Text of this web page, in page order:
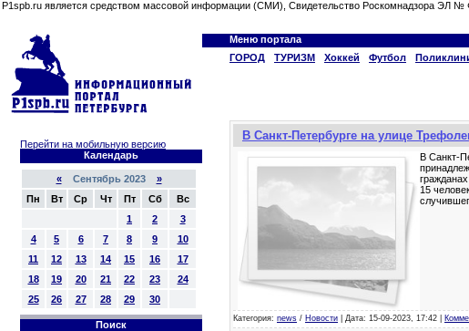
P1spb.ru является средством массовой информации (СМИ), Свидетельство Роскомнадзора ЭЛ
Меню портала
ГОРОД
ТУРИЗМ Хоккей Футбол
Перейти на мобильную версию
Календарь
«Сентябрь 2023 »
Пн
Вт Ср Чт Пт Сб
Вс
1
2
3
4
5 6 7 8 9
10
11
12 13 14 15 16
17
18
19 20 21 22 23
24
25
26 27 28 29 30
Поиск
В Санкт-Петербурге на улице
В Санкт-
15
Категория: news / Новости | Дата: 15-09-2023, 17:42 |